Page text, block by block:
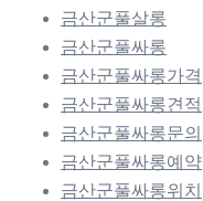
금산군풀살롱
금산군풀싸롱
금산군풀싸롱가격
금산군풀싸롱견적
금산군풀싸롱문의
금산군풀싸롱예약
금산군풀싸롱위치